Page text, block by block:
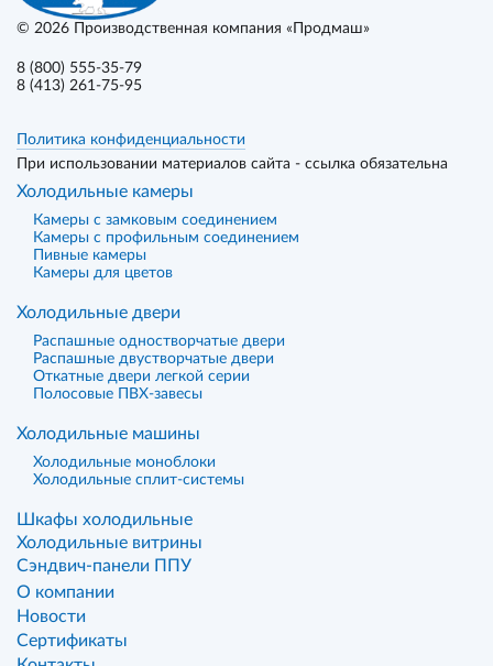
© 2026 Производственная компания «Продмаш»
8 (800) 555-35-79
8 (413) 261-75-95
Политика конфиденциальности
При использовании материалов сайта - ссылка обязательна
Холодильные камеры
Камеры с замковым соединением
Камеры с профильным соединением
Пивные камеры
Камеры для цветов
Холодильные двери
Распашные одностворчатые двери
Распашные двустворчатые двери
Откатные двери легкой серии
Полосовые ПВХ-завесы
Холодильные машины
Холодильные моноблоки
Холодильные сплит-системы
Шкафы холодильные
Холодильные витрины
Сэндвич-панели ППУ
О компании
Новости
Сертификаты